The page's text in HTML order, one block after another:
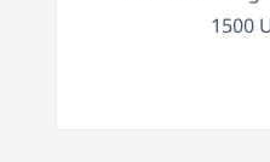
1500